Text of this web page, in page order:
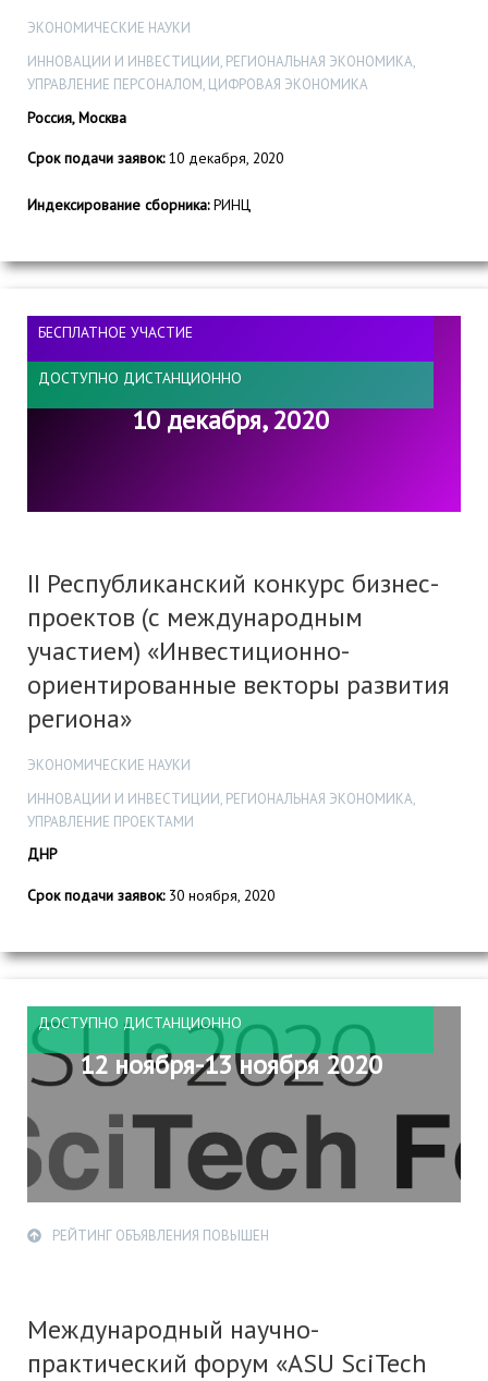
ЭКОНОМИЧЕСКИЕ НАУКИ
ИННОВАЦИИ И ИНВЕСТИЦИИ, РЕГИОНАЛЬНАЯ ЭКОНОМИКА,
УПРАВЛЕНИЕ ПЕРСОНАЛОМ, ЦИФРОВАЯ ЭКОНОМИКА
Россия, Москва
Срок подачи заявок:10 декабря, 2020
Индексирование сборника:РИНЦ
БЕСПЛАТНОЕ УЧАСТИЕ
ДОСТУПНО ДИСТАНЦИОННО
10 декабря, 2020
II Республиканский конкурс бизнес-
проектов (с международным
участием) «Инвестиционно-
ориентированные векторы развития
региона»
ЭКОНОМИЧЕСКИЕ НАУКИ
ИННОВАЦИИ И ИНВЕСТИЦИИ, РЕГИОНАЛЬНАЯ ЭКОНОМИКА,
УПРАВЛЕНИЕ ПРОЕКТАМИ
ДНР
Срок подачи заявок:30 ноября, 2020
ДОСТУПНО ДИСТАНЦИОННО
12 ноября-13 ноября 2020
РЕЙТИНГ ОБЪЯВЛЕНИЯ ПОВЫШЕН
Международный научно-
практический форум «ASU SciTech